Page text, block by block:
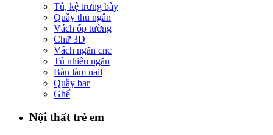
Tủ, kệ trưng bày
Quầy thu ngân
Vách ốp tường
Chữ 3D
Vách ngăn cnc
Tủ nhiều ngăn
Bàn làm nail
Quầy bar
Ghế
Nội thất trẻ em